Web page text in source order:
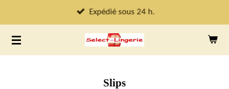
au
contenu
principal
Expédié sous 24 h.
Slips